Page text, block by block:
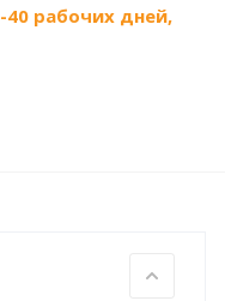
40 рабочих дней,